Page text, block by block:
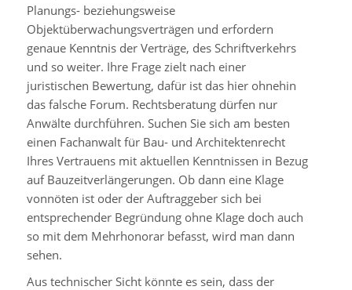
Planungs- beziehungsweise
Objektüberwachungsverträgen und erfordern
genaue Kenntnis der Verträge, des Schriftverkehrs
und so weiter. Ihre Frage zielt nach einer
juristischen Bewertung, dafür ist das hier ohnehin
das falsche Forum. Rechtsberatung dürfen nur
Anwälte durchführen. Suchen Sie sich am besten
einen Fachanwalt für Bau- und Architektenrecht
Ihres Vertrauens mit aktuellen Kenntnissen in Bezug
auf Bauzeitverlängerungen. Ob dann eine Klage
vonnöten ist oder der Auftraggeber sich bei
entsprechender Begründung ohne Klage doch auch
so mit dem Mehrhonorar befasst, wird man dann
sehen.
Aus technischer Sicht könnte es sein, dass der